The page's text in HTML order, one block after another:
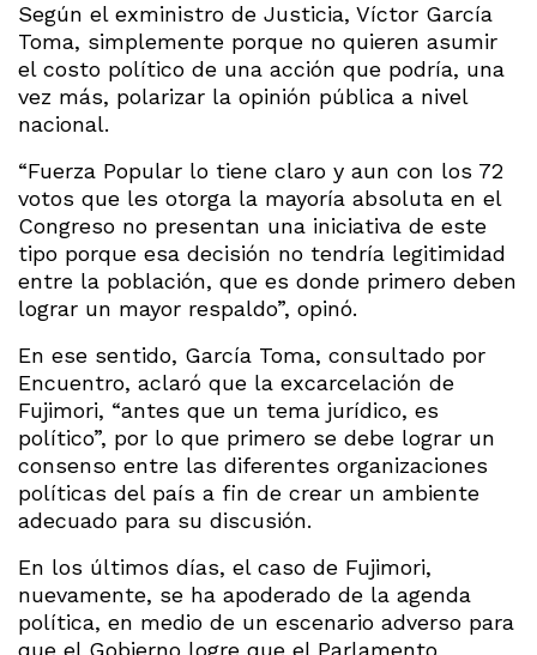
Según el exministro de Justicia, Víctor García
Toma, simplemente porque no quieren asumir
el costo político de una acción que podría, una
vez más, polarizar la opinión pública a nivel
nacional.
“Fuerza Popular lo tiene claro y aun con los 72
votos que les otorga la mayoría absoluta en el
Congreso no presentan una iniciativa de este
tipo porque esa decisión no tendría legitimidad
entre la población, que es donde primero deben
lograr un mayor respaldo”, opinó.
En ese sentido, García Toma, consultado por
Encuentro, aclaró que la excarcelación de
Fujimori, “antes que un tema jurídico, es
político”, por lo que primero se debe lograr un
consenso entre las diferentes organizaciones
políticas del país a fin de crear un ambiente
adecuado para su discusión.
En los últimos días, el caso de Fujimori,
nuevamente, se ha apoderado de la agenda
política, en medio de un escenario adverso para
que el Gobierno logre que el Parlamento